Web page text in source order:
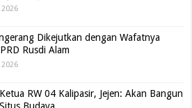
2026
Dikejutkan dengan Wafatnya
Rusdi Alam
2026
RW 04 Kalipasir, Jejen: Akan Bangun